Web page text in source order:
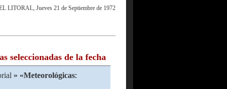
LITORAL, Jueves 21 de Septiembre de 1972
seleccionadas de la fecha
» «Meteorológicas: